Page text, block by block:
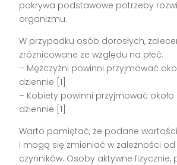
pokrywa podstawowe potrzeby
organizmu.
W przypadku osób dorosłych,
zróżnicowane ze względu na płeć:
– Mężczyźni powinni przyjmować
dziennie [1]
– Kobiety powinni przyjmować
dziennie [1]
Warto pamiętać, że podane
i mogą się zmieniać w zależności
czynników. Osoby aktywne fizycznie,